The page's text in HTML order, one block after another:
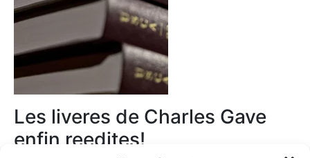
Les liveres de Charles Gave
enfin reedites!